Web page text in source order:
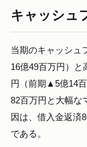
キャッシュ
当期のキャッシュ
16億49百万円）と
円（前期▲5億14
82百万円と大幅な
因は、借入金返済
である。